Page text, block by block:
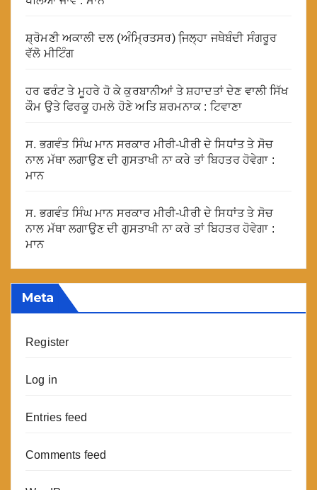
ਸ਼੍ਰੋਮਣੀ ਅਕਾਲੀ ਦਲ (ਅੰਮ੍ਰਿਤਸਰ) ਜਿ਼ਲ੍ਹਾ ਜਥੇਬੰਦੀ ਸੰਗਰੂਰ
ਵੱਲੋ ਮੀਟਿੰਗ
ਹਰ ਫਰੰਟ ਤੇ ਮੂਹਰੇ ਹੋ ਕੇ ਕੁਰਬਾਨੀਆਂ ਤੇ ਸ਼ਹਾਦਤਾਂ ਦੇਣ ਵਾਲੀ ਸਿੱਖ
ਕੌਮ ਉਤੇ ਫਿਰਕੂ ਹਮਲੇ ਹੋਣੇ ਅਤਿ ਸ਼ਰਮਨਾਕ : ਟਿਵਾਣਾ
ਸ. ਭਗਵੰਤ ਸਿੰਘ ਮਾਨ ਸਰਕਾਰ ਮੀਰੀ-ਪੀਰੀ ਦੇ ਸਿਧਾਂਤ ਤੇ ਸੋਚ
ਨਾਲ ਮੱਥਾ ਲਗਾਉਣ ਦੀ ਗੁਸਤਾਖੀ ਨਾ ਕਰੇ ਤਾਂ ਬਿਹਤਰ ਹੋਵੇਗਾ :
ਮਾਨ
ਸ. ਭਗਵੰਤ ਸਿੰਘ ਮਾਨ ਸਰਕਾਰ ਮੀਰੀ-ਪੀਰੀ ਦੇ ਸਿਧਾਂਤ ਤੇ ਸੋਚ
ਨਾਲ ਮੱਥਾ ਲਗਾਉਣ ਦੀ ਗੁਸਤਾਖੀ ਨਾ ਕਰੇ ਤਾਂ ਬਿਹਤਰ ਹੋਵੇਗਾ :
ਮਾਨ
Meta
Register
Log in
Entries feed
Comments feed